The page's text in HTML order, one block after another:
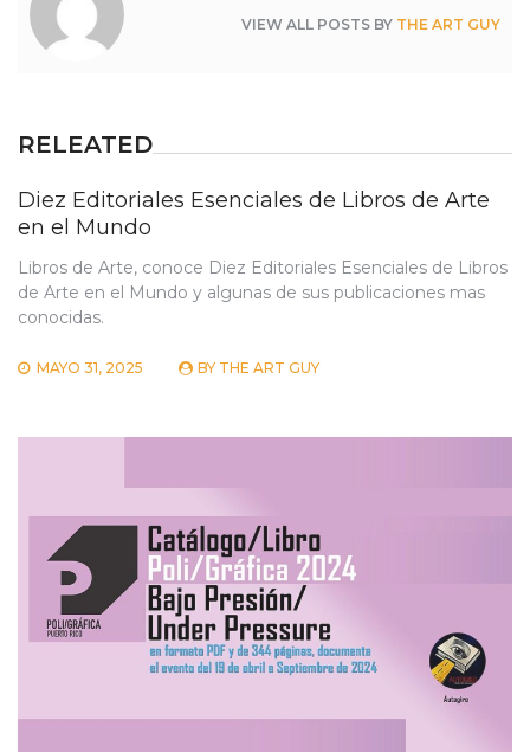
VIEW ALL POSTS BY THE ART GUY
RELEATED
Diez Editoriales Esenciales de Libros de Arte
en el Mundo
Libros de Arte, conoce Diez Editoriales Esenciales de Libros
de Arte en el Mundo y algunas de sus publicaciones mas
conocidas.
MAYO 31, 2025 BY THE ART GUY